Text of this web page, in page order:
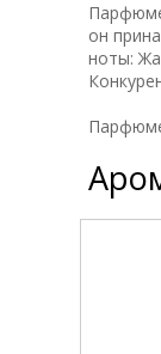
он
ноты: